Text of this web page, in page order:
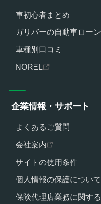
車初心者まとめ
ガリバーの自動車ローン
車種別口コミ
NOREL
企業情報・サポート
よくあるご質問
会社案内
サイトの使用条件
個人情報の保護について
保険代理店業務に関する